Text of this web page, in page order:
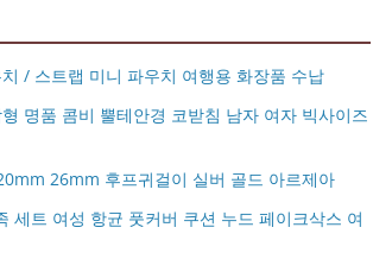
/ 스트랩 미니 파우치 여행용 화장품 수납
명품 콤비 뿔테안경 코받침 남자 여자 빅사이즈
26mm 후프귀걸이 실버 골드 아르제아
세트 여성 항균 풋커버 쿠션 누드 페이크삭스 여